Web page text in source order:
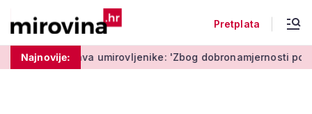
Pretplata
Najnovije:
umirovljenike: 'Zbog dobronamjernosti postaju meta